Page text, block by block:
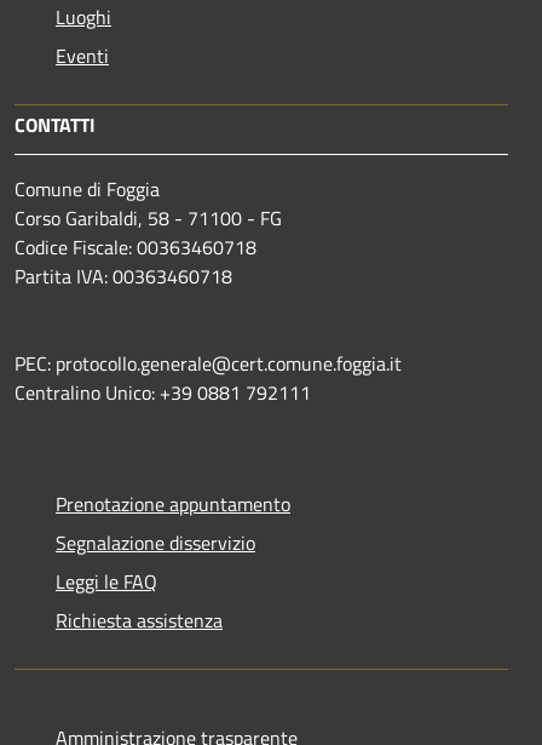
Luoghi
Eventi
CONTATTI
Comune di Foggia
Corso Garibaldi, 58 - 71100 - FG
Codice Fiscale: 00363460718
Partita IVA: 00363460718
PEC: protocollo.generale@cert.comune.foggia.it
Centralino Unico: +39 0881 792111
Prenotazione appuntamento
Segnalazione disservizio
Leggi le FAQ
Richiesta assistenza
Amministrazione trasparente